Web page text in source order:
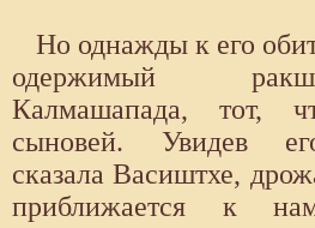
Но однажды к его
одержимый
Калмашапада, тот,
сыновей. Увидев
сказала Васиштхе,
приближается к